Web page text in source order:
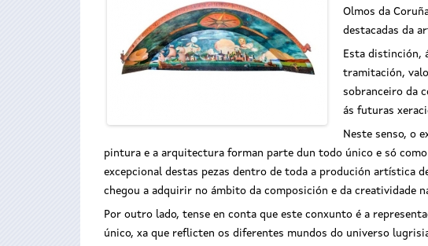
Olmos da
destacadas da
Esta distinción,
tramitación,
sobranceiro da
ás futuras
Neste senso, o
pintura e a arquitectura forman parte dun todo único e só
excepcional destas pezas dentro de toda a produción artística
chegou a adquirir no ámbito da composición e da creatividade
Por outro lado, tense en conta que este conxunto é a
único, xa que reflicten os diferentes mundos do universo